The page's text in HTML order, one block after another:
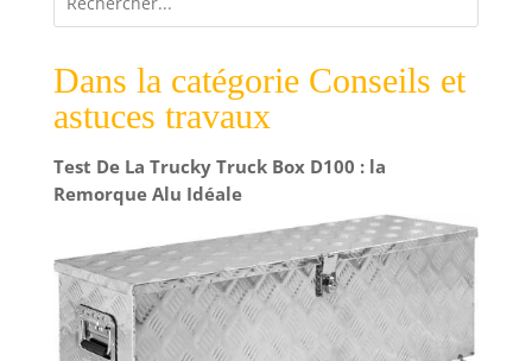
Dans la catégorie Conseils et
astuces travaux
Test De La Trucky Truck Box D100 : la
Remorque Alu Idéale